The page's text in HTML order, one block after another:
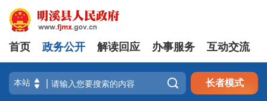
首页 政务公开 解读回应 办事服务 互动交流
 长者模式